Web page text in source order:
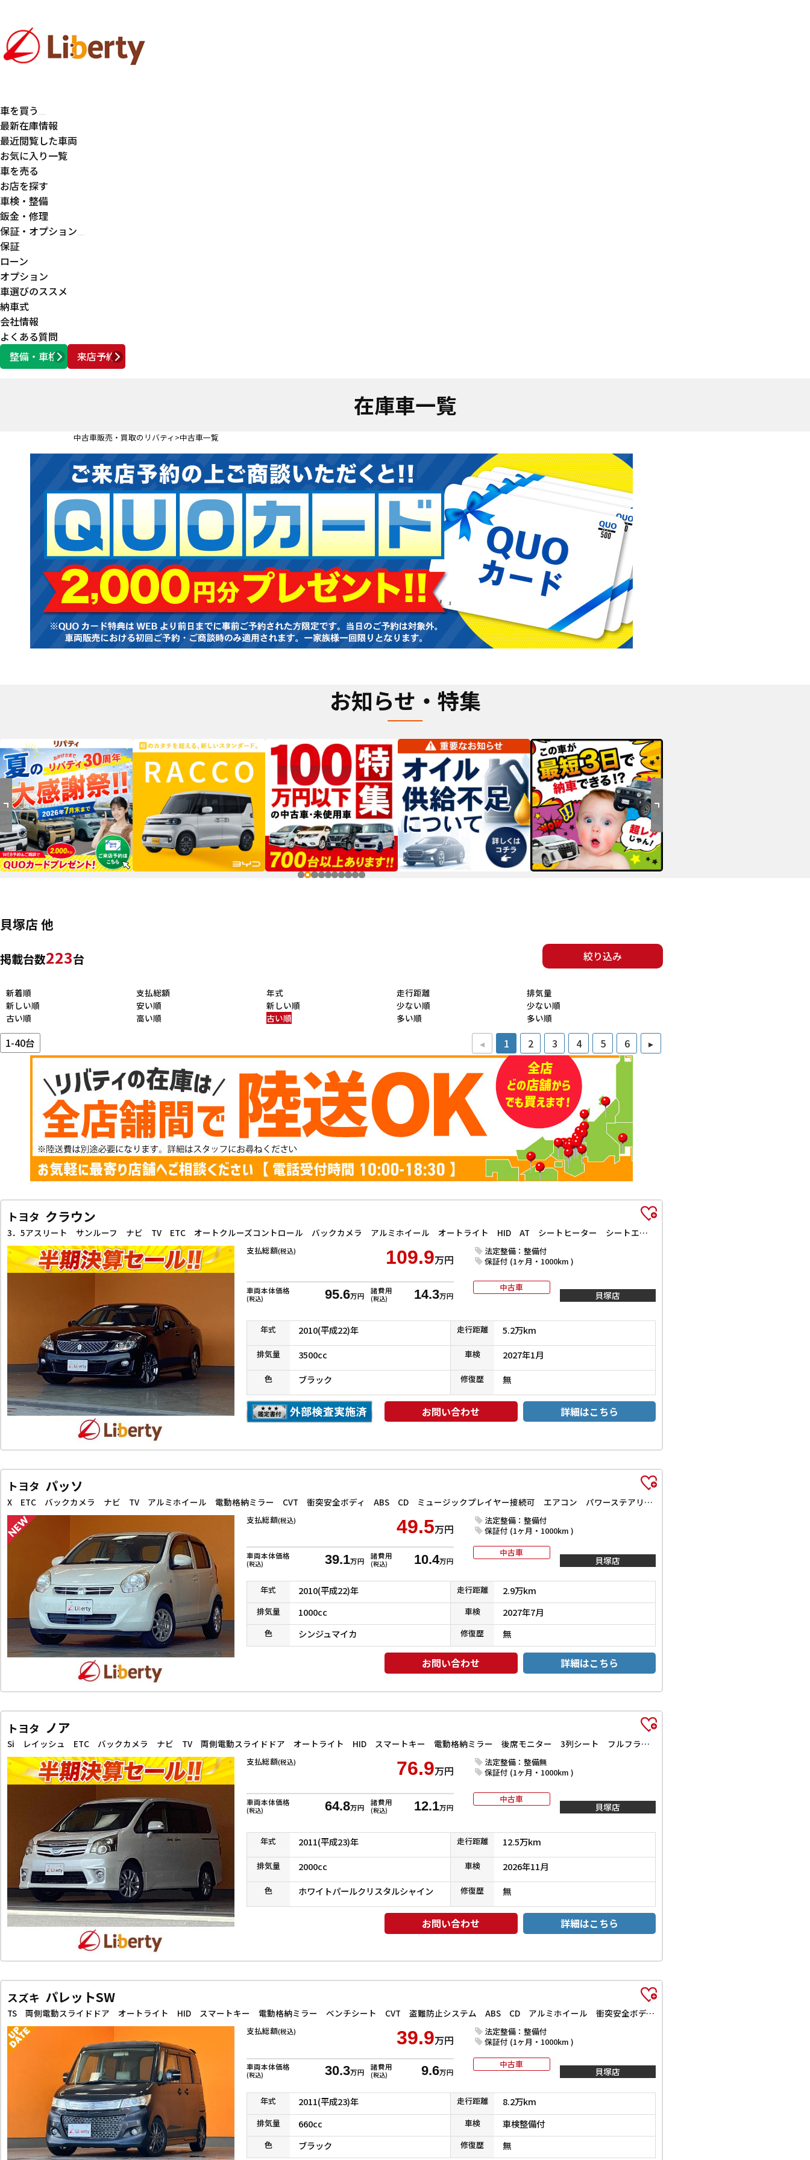
車を買う
最新在庫情報
最近閲覧した車両
お気に入り一覧
車を売る
お店を探す
車検・整備
鈑金・修理
保証・オプション
保証
ローン
オプション
車選びのススメ
納車式
会社情報
よくある質問
整備・車検
来店予約
営業時間 AM10:00 ～ PM6:00
在庫車一覧
中古車販売・買取のリバティ 中古車一覧
お知らせ・特集
貝塚店 他
絞り込み
掲載台数223台
新着順
新しい順
古い順
支払総額
安い順
高い順
年式
新しい順
古い順
走行距離
少ない順
多い順
排気量
少ない順
多い順
1-40台 ◂ 1 2 3 4 5 6 ▸
トヨタ クラウン
3．5アスリート サンルーフ ナビ TV ETC オートクルーズコントロール バックカメラ アルミホイール オートライト HID AT シートヒーター シートエアコン スマートキー 電動格納ミラー 盗難防止システム
支払総額(税込) 109.9万円
車両本体価格
(税込) 95.6万円
諸費用
(税込) 14.3万円
法定整備：整備付
保証付 (1ヶ月・1000km )
中古車
貝塚店
年式 2010(平成22)年 走行距離 5.2万km
排気量 3500cc 車検 2027年1月
色 ブラック 修復歴 無
お問い合わせ 詳細はこちら
トヨタ パッソ
X ETC バックカメラ ナビ TV アルミホイール 電動格納ミラー CVT 衝突安全ボディ ABS CD ミュージックプレイヤー接続可 エアコン パワーステアリング パワーウィンドウ 運転席エアバッグ
支払総額(税込) 49.5万円
車両本体価格
(税込) 39.1万円
諸費用
(税込) 10.4万円
法定整備：整備付
保証付 (1ヶ月・1000km )
中古車
貝塚店
年式 2010(平成22)年 走行距離 2.9万km
排気量 1000cc 車検 2027年7月
色 シンジュマイカ 修復歴 無
お問い合わせ 詳細はこちら
トヨタ ノア
Si レイッシュ ETC バックカメラ ナビ TV 両側電動スライドドア オートライト HID スマートキー 電動格納ミラー 後席モニター 3列シート フルフラット ウォークスルー CVT
支払総額(税込) 76.9万円
車両本体価格
(税込) 64.8万円
諸費用
(税込) 12.1万円
法定整備：整備無
保証付 (1ヶ月・1000km )
中古車
貝塚店
年式 2011(平成23)年 走行距離 12.5万km
排気量 2000cc 車検 2026年11月
色 ホワイトパールクリスタルシャイン 修復歴 無
お問い合わせ 詳細はこちら
スズキ パレットSW
TS 両側電動スライドドア オートライト HID スマートキー 電動格納ミラー ベンチシート CVT 盗難防止システム ABS CD アルミホイール 衝突安全ボディ エアコン パワーステアリング
支払総額(税込) 39.9万円
車両本体価格
(税込) 30.3万円
諸費用
(税込) 9.6万円
法定整備：整備付
保証付 (1ヶ月・1000km )
中古車
貝塚店
年式 2011(平成23)年 走行距離 8.2万km
排気量 660cc 車検 車検整備付
色 ブラック 修復歴 無